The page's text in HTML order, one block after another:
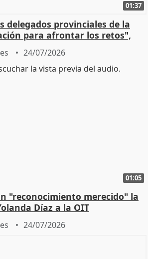
01:37
delegados provinciales de la
para afrontar los retos",
24/07/2026
01:05
"reconocimiento merecido" la
Díaz a la OIT
24/07/2026